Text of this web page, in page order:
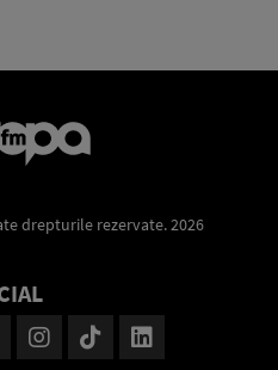
drepturile rezervate. 2026